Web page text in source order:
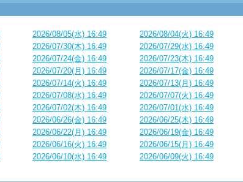
2026/08/05(水) 16:49
2026/08/04(火) 16:49
2026/07/30(木) 16:49
2026/07/29(水) 16:49
2026/07/24(金) 16:49
2026/07/23(木) 16:49
2026/07/20(月) 16:49
2026/07/17(金) 16:49
2026/07/14(火) 16:49
2026/07/13(月) 16:49
2026/07/08(水) 16:49
2026/07/07(火) 16:49
2026/07/02(木) 16:49
2026/07/01(水) 16:49
2026/06/26(金) 16:49
2026/06/25(木) 16:49
2026/06/22(月) 16:49
2026/06/19(金) 16:49
2026/06/16(火) 16:49
2026/06/15(月) 16:49
2026/06/10(水) 16:49 2026/06/09(火) 16:49